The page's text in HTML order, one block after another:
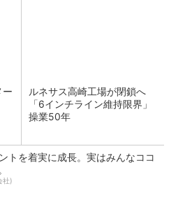
ー
ルネサス高崎工場が閉鎖へ
「6インチライン維持限界」
操業50年
トを着実に成長。実はみんなココ
社)